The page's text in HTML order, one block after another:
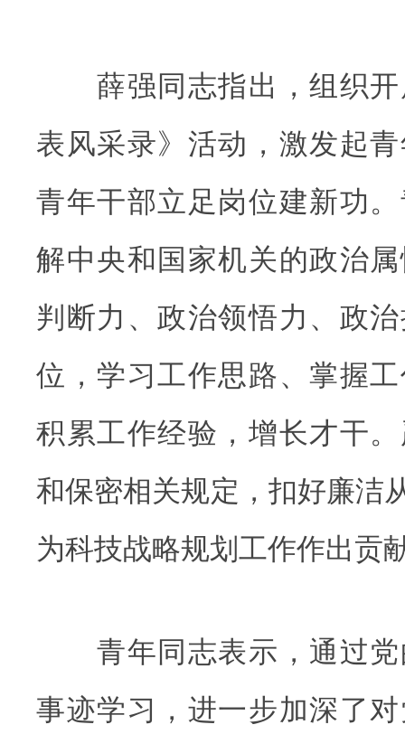
薛强同志指出，组织开
表风采录》活动，激发起
青年干部立足岗位建新功
解中央和国家机关的政治
判断力、政治领悟力、政
位，学习工作思路、掌握
积累工作经验，增长才干
和保密相关规定，扣好廉洁
为科技战略规划工作作出贡
青年同志表示，通过党
事迹学习，进一步加深了